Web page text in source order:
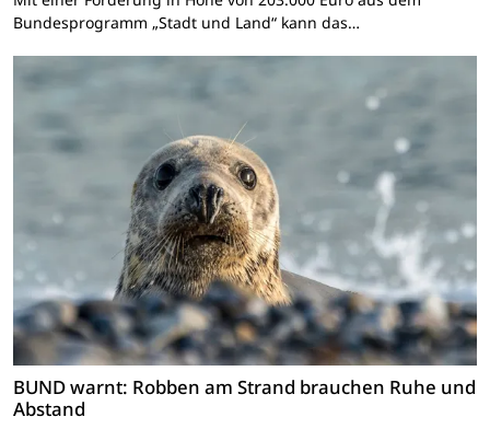
Bundesprogramm „Stadt und Land“ kann das…
BUND warnt: Robben am Strand brauchen Ruhe und
Abstand